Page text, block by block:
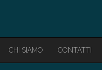
CHI SIAMO CONTATTI